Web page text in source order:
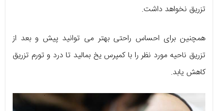
تزریق نخواهد داشت.
همچنین برای احساس راحتی بهتر می توانید پیش و بعد از
تزریق ناحیه مورد نظر را با کمپرس یخ بمالید تا درد و تورم تزریق
کاهش یابد.